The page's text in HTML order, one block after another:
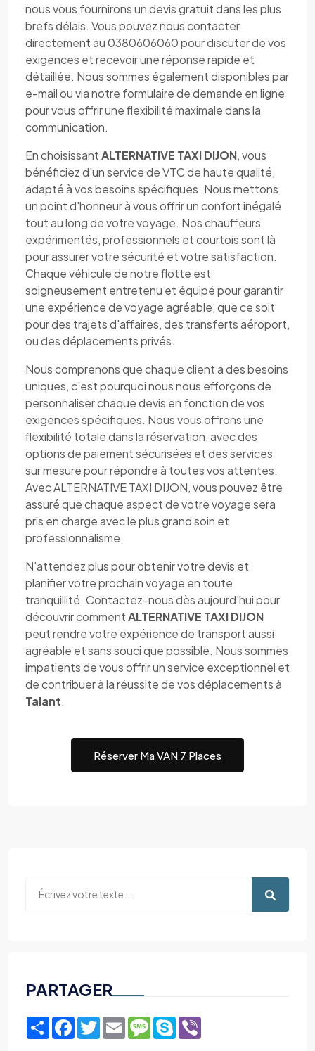
nous vous fournirons un devis gratuit dans les plus
brefs délais. Vous pouvez nous contacter
directement au 0380606060 pour discuter de vos
exigences et recevoir une réponse rapide et
détaillée. Nous sommes également disponibles par
e-mail ou via notre formulaire de demande en ligne
pour vous offrir une flexibilité maximale dans la
communication.
En choisissantALTERNATIVE TAXI DIJON, vous
bénéficiez d'un service de VTC de haute qualité,
adapté à vos besoins spécifiques. Nous mettons
un point d'honneur à vous offrir un confort inégalé
tout au long de votre voyage. Nos chauffeurs
expérimentés, professionnels et courtois sont là
pour assurer votre sécurité et votre satisfaction.
Chaque véhicule de notre flotte est
soigneusement entretenu et équipé pour garantir
une expérience de voyage agréable, que ce soit
pour des trajets d'affaires, des transferts aéroport,
ou des déplacements privés.
Nous comprenons que chaque client a des besoins
uniques, c'est pourquoi nous nous efforçons de
personnaliser chaque devis en fonction de vos
exigences spécifiques. Nous vous offrons une
flexibilité totale dans la réservation, avec des
options de paiement sécurisées et des services
sur mesure pour répondre à toutes vos attentes.
Avec ALTERNATIVE TAXI DIJON, vous pouvez être
assuré que chaque aspect de votre voyage sera
pris en charge avec le plus grand soin et
professionnalisme.
N'attendez plus pour obtenir votre devis et
planifier votre prochain voyage en toute
tranquillité. Contactez-nous dès aujourd'hui pour
découvrir commentALTERNATIVE TAXI DIJON
peut rendre votre expérience de transport aussi
agréable et sans souci que possible. Nous sommes
impatients de vous offrir un service exceptionnel et
de contribuer à la réussite de vos déplacements à
Talant.
Réserver Ma VAN 7 Places
PARTAGER
ShareFacebook
TwitterEmailMessage
Skype